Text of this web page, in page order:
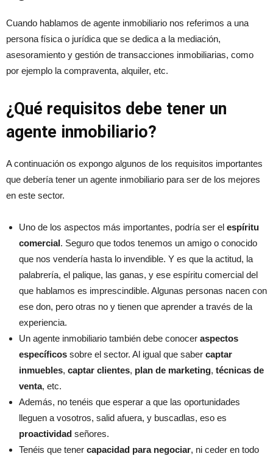
Cuando hablamos de agente inmobiliario nos referimos a una
persona física o jurídica que se dedica a la mediación,
asesoramiento y gestión de transacciones inmobiliarias, como
por ejemplo la compraventa, alquiler, etc.
¿Qué requisitos debe tener un
agente inmobiliario?
A continuación os expongo algunos de los requisitos importantes
que debería tener un agente inmobiliario para ser de los mejores
en este sector.
Uno de los aspectos más importantes, podría ser el espíritu
comercial. Seguro que todos tenemos un amigo o conocido
que nos vendería hasta lo invendible. Y es que la actitud, la
palabrería, el palique, las ganas, y ese espíritu comercial del
que hablamos es imprescindible. Algunas personas nacen con
ese don, pero otras no y tienen que aprender a través de la
experiencia.
Un agente inmobiliario también debe conocer aspectos
específicos sobre el sector. Al igual que saber captar
inmuebles, captar clientes, plan de marketing, técnicas de
venta, etc.
Además, no tenéis que esperar a que las oportunidades
lleguen a vosotros, salid afuera, y buscadlas, eso es
proactividad señores.
Tenéis que tener capacidad para negociar, ni ceder en todo